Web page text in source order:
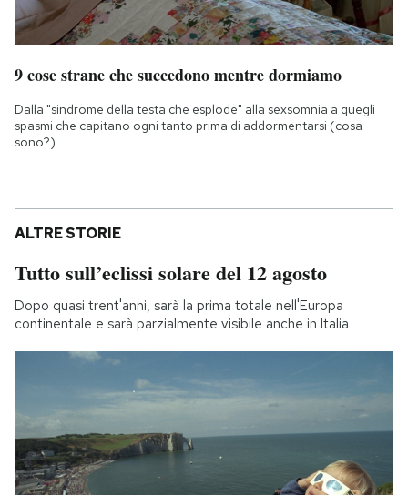
9 cose strane che succedono mentre dormiamo
Dalla "sindrome della testa che esplode" alla sexsomnia a quegli
spasmi che capitano ogni tanto prima di addormentarsi (cosa
sono?)
ALTRE STORIE
Tutto sull’eclissi solare del 12 agosto
Dopo quasi trent'anni, sarà la prima totale nell'Europa
continentale e sarà parzialmente visibile anche in Italia